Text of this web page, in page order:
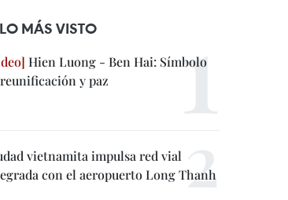
LO MÁS VISTO
Hien Luong - Ben Hai: Símbolo
y paz
vietnamita impulsa red vial
con el aeropuerto Long Thanh